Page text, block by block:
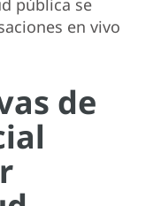
pública se
en vivo
de